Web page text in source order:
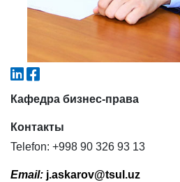
Кафедра бизнес-права
Контакты
Telefon: +998 90 326 93 13
Email: j.askarov@tsul .uz